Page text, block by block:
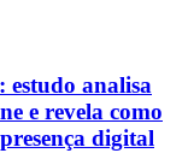
estudo analisa
e revela como
digital